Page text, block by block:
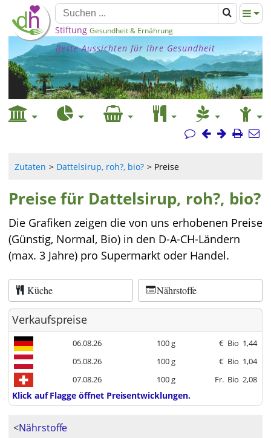
Stiftung Gesundheit & Ernährung
Beste Aussichten für Ihre Gesundheit
Zutaten Dattelsirup, roh?, bio? Preise
Preise für Dattelsirup, roh?, bio?
Die Grafiken zeigen die von uns erhobenen Preise
(Günstig, Normal, Bio) in den D-A-CH-Ländern
(max. 3 Jahre) pro Supermarkt oder Handel.
Küche Nährstoffe
Verkaufspreise
06.08.26 100 g € Bio 1,44
05.08.26
100 g € Bio 1,04
07.08.26
100 g Fr. Bio 2,08
Klick auf Flagge öffnet Preisentwicklungen.
<Nährstoffe